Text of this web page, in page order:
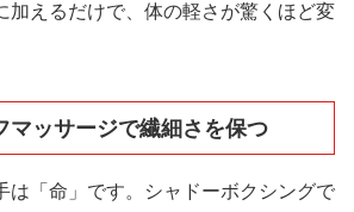
加えるだけで、体の軽さが驚くほど変
マッサージで繊細さを保つ
は「命」です。シャドーボクシングで